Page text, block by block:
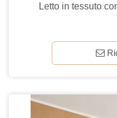
Letto in tessuto